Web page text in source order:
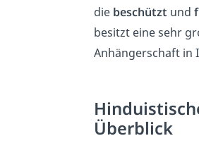
die beschützt und
besitzt eine sehr
Anhängerschaft in
Überblick